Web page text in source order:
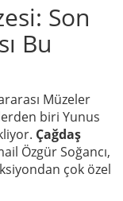
Son
Bu
Müzeler
biri Yunus
Çağdaş
Özgür Soğancı,
çok özel